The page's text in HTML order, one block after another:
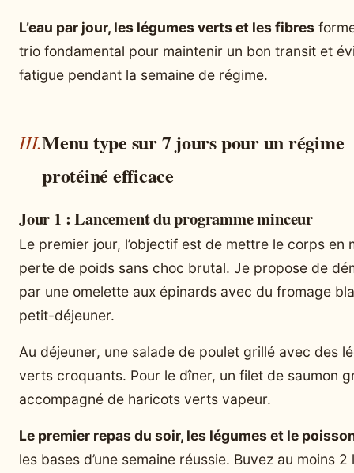
L’eau par jour, les légumes verts et les fibres
trio fondamental pour maintenir un bon transit et
fatigue pendant la semaine de régime.
Menu type sur 7 jours pour un régime
protéiné efficace
Jour 1 : Lancement du programme minceur
Le premier jour, l’objectif est de mettre le corps en
perte de poids sans choc brutal. Je propose de
par une omelette aux épinards avec du fromage
petit-déjeuner.
Au déjeuner, une salade de poulet grillé avec des
verts croquants. Pour le dîner, un filet de saumon
accompagné de haricots verts vapeur.
Le premier repas du soir, les légumes et le
les bases d’une semaine réussie. Buvez au moins 2